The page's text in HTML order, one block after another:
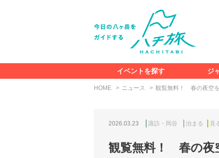
イベントを探す
ジ
HOME ニュース 観覧無料！ 春の夜空
2026.03.23 諏訪・岡谷 泊まる 見
観覧無料！ 春の夜